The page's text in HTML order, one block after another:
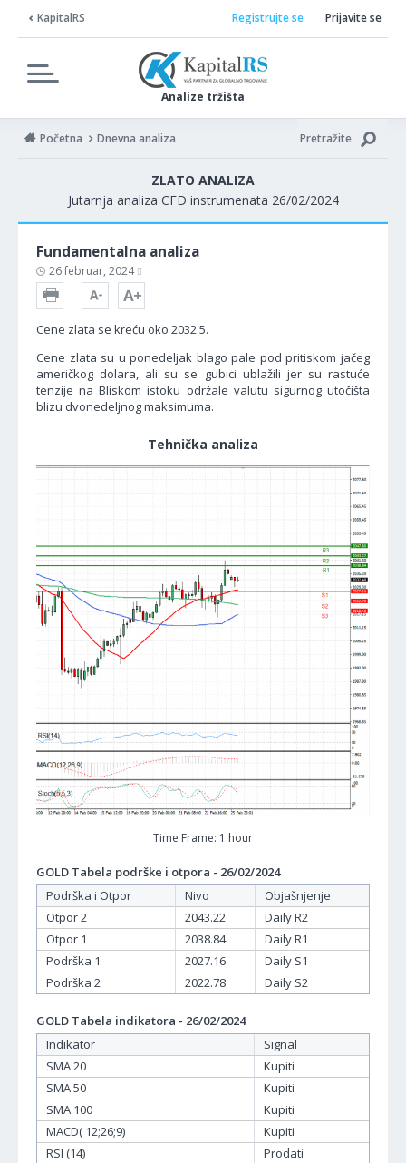
KapitalRS
Analize tržišta
Registrujte se Prijavite se
Početna Dnevna analiza Pretražite
ZLATO ANALIZA
Jutarnja analiza CFD instrumenata 26/02/2024
Fundamentalna analiza
26 februar, 2024
Cene zlata se kreću oko 2032.5.
Cene zlata su u ponedeljak blago pale pod pritiskom jačeg
američkog dolara, ali su se gubici ublažili jer su rastuće
tenzije na Bliskom istoku održale valutu sigurnog utočišta
blizu dvonedeljnog maksimuma.
Tehnička analiza
Time Frame: 1 hour
GOLD Tabela podrške i otpora - 26/02/2024
Podrška i Otpor
Nivo
Objašnjenje
Otpor 2
2043.22
Daily R2
Otpor 1
2038.84
Daily R1
Podrška 1
2027.16
Daily S1
Podrška 2
2022.78 Daily S2
GOLD Tabela indikatora - 26/02/2024
Indikator
Signal
SMA 20
Kupiti
SMA 50
Kupiti
SMA 100
Kupiti
MACD( 12;26;9)
Kupiti
RSI (14)
Prodati